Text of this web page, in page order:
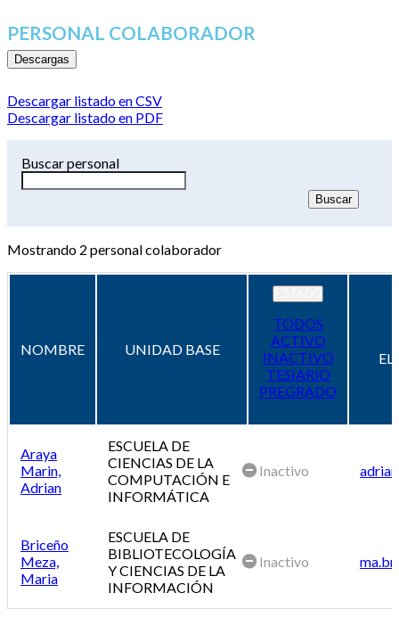
PERSONAL COLABORADOR
Descargas
Descargar listado en CSV
Descargar listado en PDF
Buscar personal
Mostrando 2 personal colaborador
NOMBRE UNIDAD BASE
TODOS
ACTIVO
INACTIVO
TESIARIO
PREGRADO
Araya
Marin,
Adrian
ESCUELA DE
CIENCIAS DE LA
COMPUTACIÓN E
INFORMÁTICA
Inactivo
Briceño
Meza,
Maria
ESCUELA DE
BIBLIOTECOLOGÍA
Y CIENCIAS DE LA
INFORMACIÓN
Inactivo